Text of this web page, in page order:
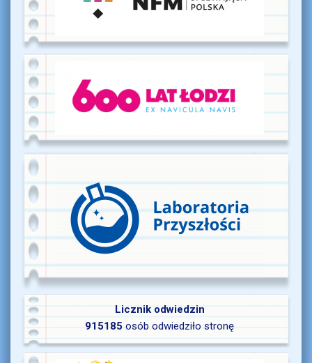
Licznik odwiedzin
915185 osób odwiedziło stronę